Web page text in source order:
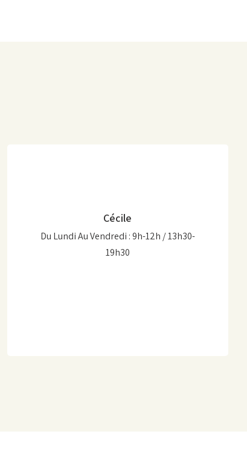
Cécile
Du Lundi Au Vendredi : 9h-12h / 13h30-
19h30